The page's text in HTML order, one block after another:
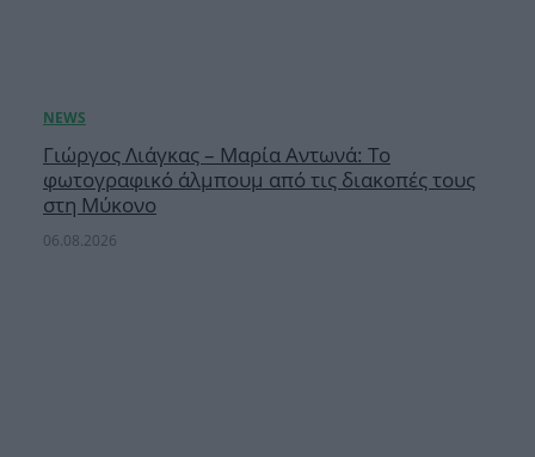
Γιώργος Λιάγκας – Μαρία Αντωνά: Το
φωτογραφικό άλμπουμ από τις διακοπές τους
στη Μύκονο
06.08.2026